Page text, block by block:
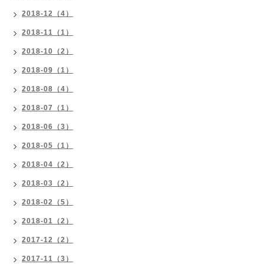
2018-12（4）
2018-11（1）
2018-10（2）
2018-09（1）
2018-08（4）
2018-07（1）
2018-06（3）
2018-05（1）
2018-04（2）
2018-03（2）
2018-02（5）
2018-01（2）
2017-12（2）
2017-11（3）